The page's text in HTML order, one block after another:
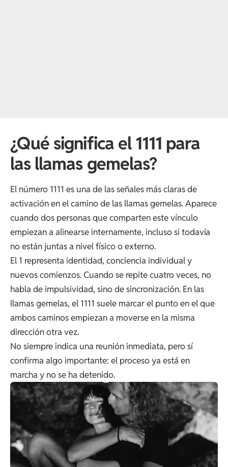
¿Qué significa el 1111 para
las llamas gemelas?
El número 1111 es una de las señales más claras de
activación en el camino de las llamas gemelas. Aparece
cuando dos personas que comparten este vínculo
empiezan a alinearse internamente, incluso si todavía
no están juntas a nivel físico o externo.
El 1 representa identidad, conciencia individual y
nuevos comienzos. Cuando se repite cuatro veces, no
habla de impulsividad, sino de sincronización. En las
llamas gemelas, el 1111 suele marcar el punto en el que
ambos caminos empiezan a moverse en la misma
dirección otra vez.
No siempre indica una reunión inmediata, pero sí
confirma algo importante: el proceso ya está en
marcha y no se ha detenido.